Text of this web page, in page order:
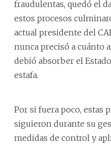
fraudulentas, quedó el
estos procesos
actual presidente del
nunca precisó a cuánto
debió absorber el
estafa.
Por si fuera poco, estas
siguieron durante su
medidas de control y